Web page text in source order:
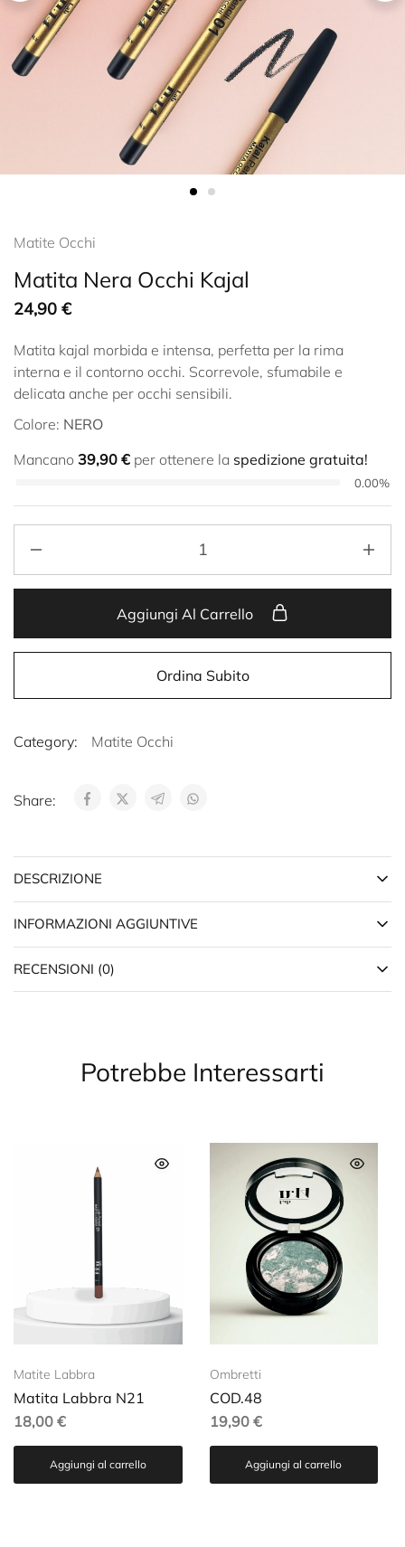
Matite Occhi
Matita Nera Occhi Kajal
24,90 €
Matita kajal morbida e intensa, perfetta per la rima
interna e il contorno occhi. Scorrevole, sfumabile e
delicata anche per occhi sensibili.
Colore: NERO
Mancano 39,90 € per ottenere la spedizione gratuita!
0.00%
Aggiungi Al Carrello
Ordina Subito
Category: Matite Occhi
Share:
DESCRIZIONE
INFORMAZIONI AGGIUNTIVE
RECENSIONI (0)
Potrebbe Interessarti
Matite Labbra
Matita Labbra N21
18,00 €
Aggiungi al carrello
Ombretti
COD.48
19,90 €
Aggiungi al carrello